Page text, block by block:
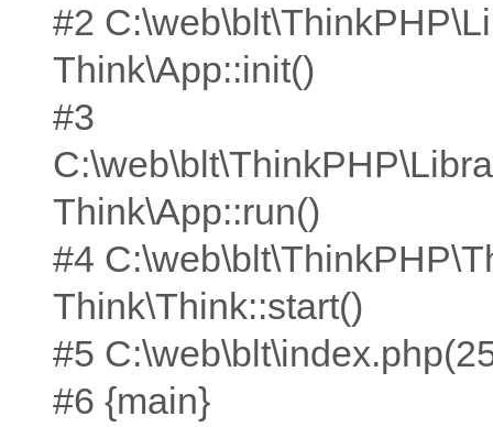
#2
Think\App::init()
#3
Think\App::run()
#4
Think\Think::start()
#5
#6 {main}